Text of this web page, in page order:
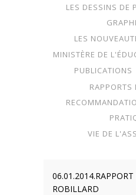
LES DESSINS DE
LES
MINISTÈRE DE
PUBLICATIONS
RAPPORTS
VIE DE
ROBILLARD